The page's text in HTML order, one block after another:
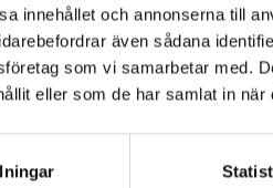
innehållet och annonserna till
även sådana
som vi samarbetar med.
eller som de har samlat in
inför säsongens odling.
hemma istället för
alldeles utmärkt!